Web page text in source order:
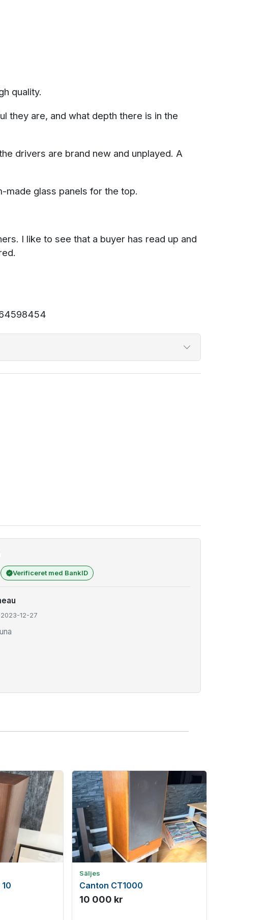
quality.
they are, and what depth there is in the
drivers are brand new and unplayed. A
made glass panels for the top.
I like to see that a buyer has read up and
Verificeret med BankID
12-27
Säljes
Canton CT1000
10 000 kr